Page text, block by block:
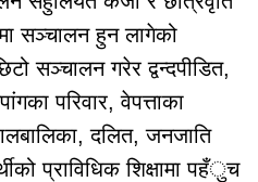
सञ्चालन हुन लागेको
सञ्चालन गरेर द्वन्दपीडित,
परिवार, वेपत्ताका
दलित, जनजाति
प्राविधिक शिक्षामा पहँुच